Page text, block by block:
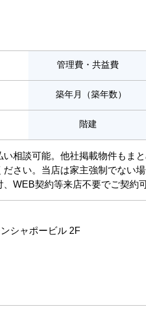
管理費・共益費
築年月（築年数）
階建
相談可能。他社掲載物件もま
さい。当店は家主強制でない
WEB契約等来店不要でご契約可
シャポービル 2F